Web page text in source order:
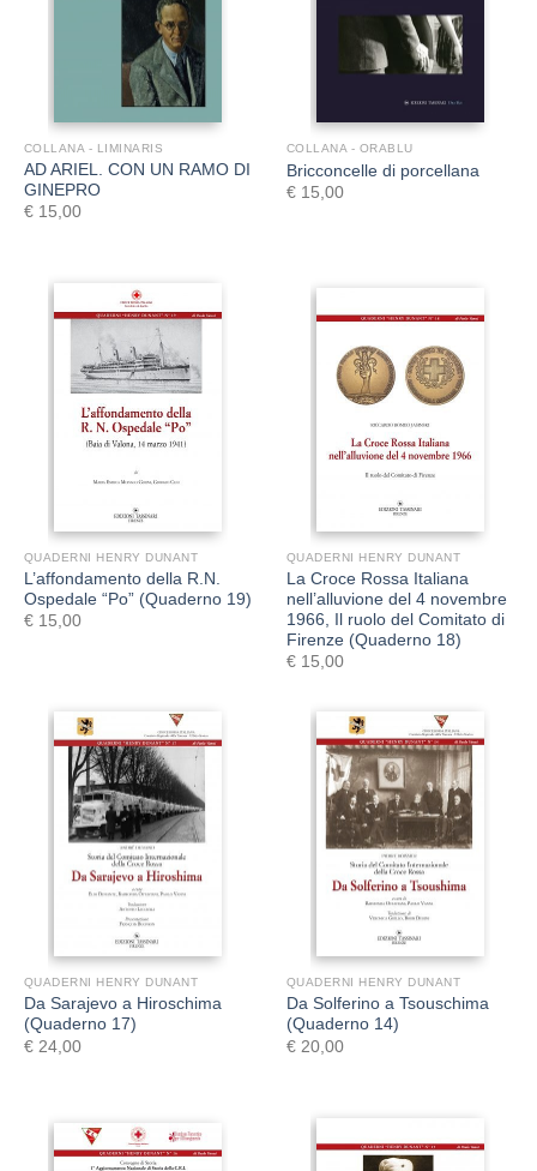
COLLANA - LIMINARIS
AD ARIEL. CON UN RAMO DI
GINEPRO
€ 15,00
COLLANA - ORABLU
Bricconcelle di porcellana
€ 15,00
QUADERNI HENRY DUNANT
L’affondamento della R.N.
Ospedale “Po” (Quaderno 19)
€ 15,00
QUADERNI HENRY DUNANT
La Croce Rossa Italiana
nell’alluvione del 4 novembre
1966, Il ruolo del Comitato di
Firenze (Quaderno 18)
€ 15,00
QUADERNI HENRY DUNANT
Da Sarajevo a Hiroschima
(Quaderno 17)
€ 24,00
QUADERNI HENRY DUNANT
Da Solferino a Tsouschima
(Quaderno 14)
€ 20,00